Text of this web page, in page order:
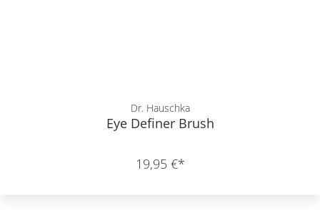
Dr. Hauschka
Eye Definer Brush
19,95 €*